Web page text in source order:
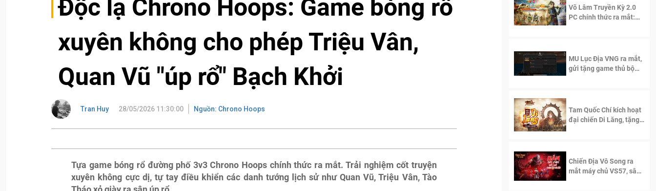
Độc lạ Chrono Hoops: Game bóng rổ
xuyên không cho phép Triệu Vân,
Quan Vũ "úp rổ" Bạch Khởi
Tran Huy 28/05/2026 11:30:00 Nguồn: Chrono Hoops
Tựa game bóng rổ đường phố 3v3 Chrono Hoops chính thức ra mắt. Trải nghiệm cốt truyện
xuyên không cực dị, tự tay điều khiển các danh tướng lịch sử như Quan Vũ, Triệu Vân, Tào
Võ Lâm Truyền Kỳ 2.0
PC chính thức ra mắt:
MU Lục Địa VNG ra mắt,
gửi tặng game thủ bộ
Tam Quốc Chí kích hoạt
đại chiến Di Lăng, tặng
Chiến Địa Vô Song ra
mắt máy chủ VS57, sân